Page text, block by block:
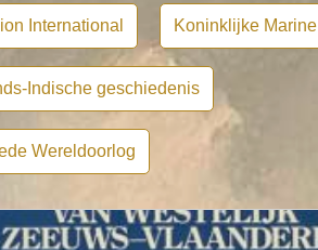
International Koninklijke Marine
Indische geschiedenis
Wereldoorlog